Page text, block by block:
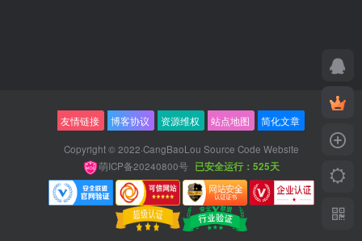
友情链接 博客协议 资源维权 站点地图 简化文章
Copyright © 2022·CangBaoLou Source Code Website
萌ICP备20240800号 已安全运行：525天